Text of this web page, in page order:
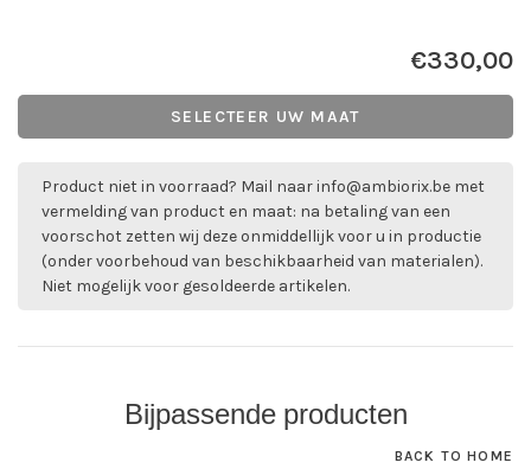
€330,00
SELECTEER UW MAAT
Product niet in voorraad? Mail naarinfo@ambiorix.be met
vermelding van product en maat: na betaling van een
voorschot zetten wij deze onmiddellijk voor u in productie
(onder voorbehoud van beschikbaarheid van materialen).
Niet mogelijk voor gesoldeerde artikelen.
Bijpassende producten
BACK TO HOME